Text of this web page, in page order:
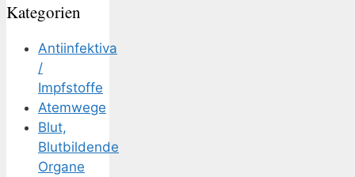
Kategorien
Antiinfektiva
/
Impfstoffe
Atemwege
Blut,
Blutbildende
Organe